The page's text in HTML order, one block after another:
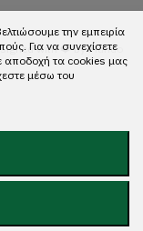
την εμπειρία
Για να συνεχίσετε
αποδοχή τα cookies μας
μέσω του
with ❤️ byMundo